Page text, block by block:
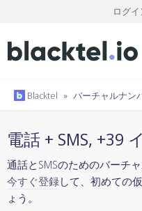
ログイ
Blacktel » バーチャルナン
電話 + SMS, +39
通話とSMSのためのバーチ
今すぐ登録して、初めての
ょう。